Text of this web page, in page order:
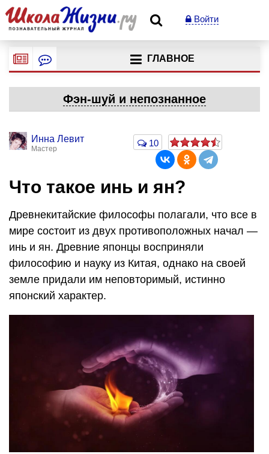
Войти
ГЛАВНОЕ
Фэн-шуй и непознанное
Инна Левит
Мастер
10
Что такое инь и ян?
Древнекитайские философы полагали, что все в
мире состоит из двух противоположных начал —
инь и ян. Древние японцы восприняли
философию и науку из Китая, однако на своей
земле придали им неповторимый, истинно
японский характер.